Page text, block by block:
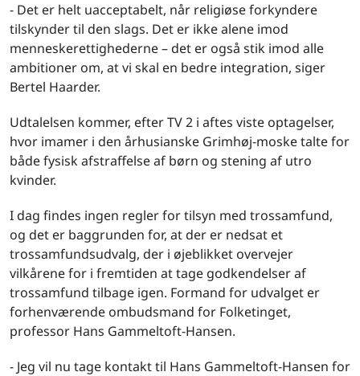
- Det er helt uacceptabelt, når religiøse forkyndere
tilskynder til den slags. Det er ikke alene imod
menneskerettighederne – det er også stik imod alle
ambitioner om, at vi skal en bedre integration, siger
Bertel Haarder.
Udtalelsen kommer, efter TV 2 i aftes viste optagelser,
hvor imamer i den århusianske Grimhøj-moske talte for
både fysisk afstraffelse af børn og stening af utro
kvinder.
I dag findes ingen regler for tilsyn med trossamfund,
og det er baggrunden for, at der er nedsat et
trossamfundsudvalg, der i øjeblikket overvejer
vilkårene for i fremtiden at tage godkendelser af
trossamfund tilbage igen. Formand for udvalget er
forhenværende ombudsmand for Folketinget,
professor Hans Gammeltoft-Hansen.
- Jeg vil nu tage kontakt til Hans Gammeltoft-Hansen for